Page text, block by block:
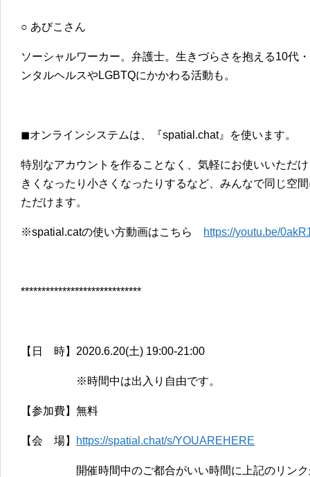
○ あびこさん
ソーシャルワーカー。弁護士。生きづらさを抱える10代
ンタルヘルスやLGBTQにかかわる活動も。
◼︎オンラインシステムは、『spatial.chat』を使います。
特別なアカウントを作ることなく、気軽にお使いいただ
きくなったり小さくなったりするなど、みんなで同じ空
ただけます。
※spatial.catの使い方動画はこちら https://youtu.be/
*****************************
【日 時】2020.6.20(土) 19:00-21:00
※時間中は出入り自由です。
【参加費】無料
【会 場】 https://spatial.chat/s/YOUAREHERE
開催時間中のご都合がいい時間に上記のリン